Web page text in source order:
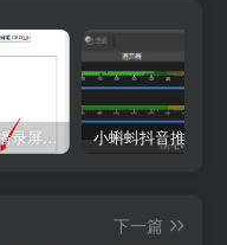
【小绿点】直播录屏软件 支持抖音快手直播屏幕高清录制
下一篇